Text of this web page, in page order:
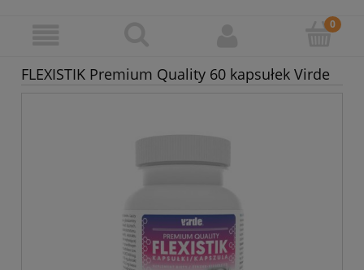
FLEXISTIK Premium Quality 60 kapsułek Virde